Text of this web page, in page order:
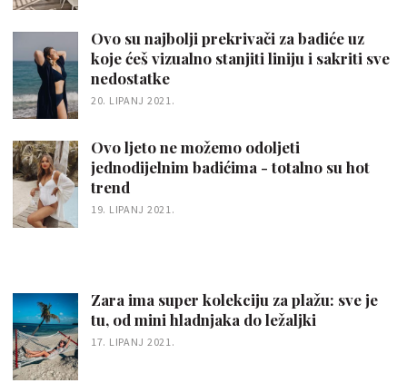
Ovo su najbolji prekrivači za badiće uz
koje ćeš vizualno stanjiti liniju i sakriti sve
nedostatke
20. LIPANJ 2021.
Ovo ljeto ne možemo odoljeti
jednodijelnim badićima - totalno su hot
trend
19. LIPANJ 2021.
Zara ima super kolekciju za plažu: sve je
tu, od mini hladnjaka do ležaljki
17. LIPANJ 2021.